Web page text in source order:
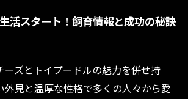
活スタート！飼育情報と成功の秘訣
ーズとトイプードルの魅力を併せ持
外見と温厚な性格で多くの人々から愛